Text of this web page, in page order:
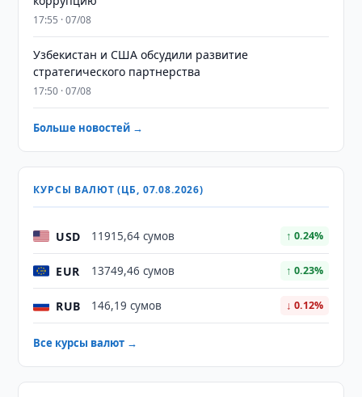
17:55 · 07/08
Узбекистан и США обсудили развитие
стратегического партнерства
17:50 · 07/08
Больше новостей →
КУРСЫ ВАЛЮТ (ЦБ, 07.08.2026)
USD 11915,64 сумов ↑ 0.24%
EUR 13749,46 сумов ↑ 0.23%
RUB 146,19 сумов ↓ 0.12%
Все курсы валют →